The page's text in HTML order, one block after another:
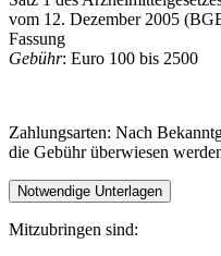
vom 12. Dezember 2005
Fassung
Gebühr: Euro 100 bis 2500
Zahlungsarten: Nach
die Gebühr überwiesen
Notwendige Unterlagen
Mitzubringen sind: